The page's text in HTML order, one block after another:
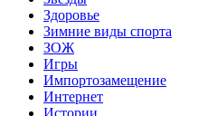
Здоровье
Зимние виды спорта
ЗОЖ
Игры
Импортозамещение
Интернет
Истории